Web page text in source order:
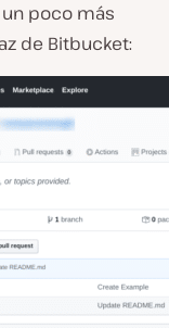
poco más
de Bitbucket: